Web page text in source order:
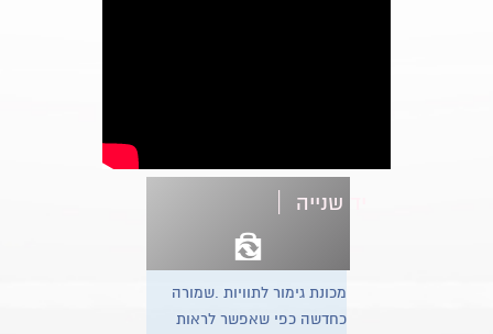
לאחר שנים של מחקר ופיתוח, יצרנית הציוד המובילה בעולם לניקוי
יד שנייה |
מכונת גימור לתוויות .שמורה
כחדשה כפי שאפשר לראות